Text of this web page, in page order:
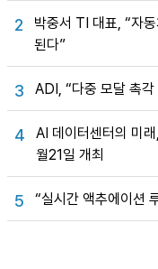
2
박중서 TI 대표, “자
된다”
3 ADI, “다중 모달 촉각
4
AI 데이터센터의 미
월21일 개최
5 “실시간 액추에이션